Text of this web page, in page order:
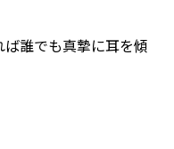
誰でも真摯に耳を傾